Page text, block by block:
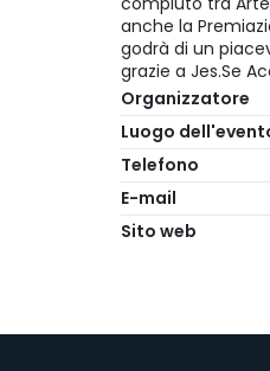
anche la
godrà di un
grazie a Jes.Se
Organizzatore
Luogo
Telefono
E-mail
Sito web